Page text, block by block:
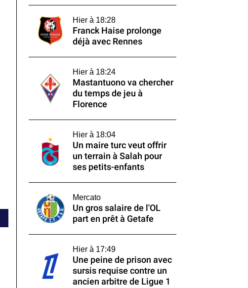
Hier à 18:28
Franck Haise prolonge
déjà avec Rennes
Hier à 18:24
Mastantuono va chercher
du temps de jeu à
Florence
Hier à 18:04
Un maire turc veut offrir
un terrain à Salah pour
ses petits-enfants
Mercato
Un gros salaire de l'OL
part en prêt à Getafe
Hier à 17:49
Une peine de prison avec
sursis requise contre un
ancien arbitre de Ligue 1